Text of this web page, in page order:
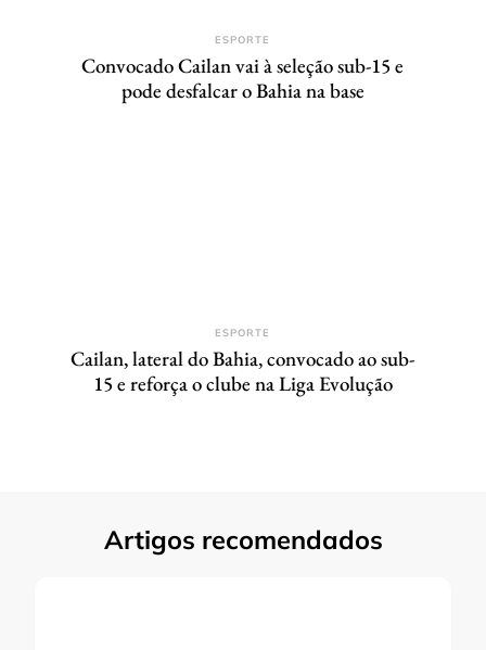
ESPORTE
Convocado Cailan vai à seleção sub-15 e
pode desfalcar o Bahia na base
ESPORTE
Cailan, lateral do Bahia, convocado ao sub-
15 e reforça o clube na Liga Evolução
Artigos recomendados